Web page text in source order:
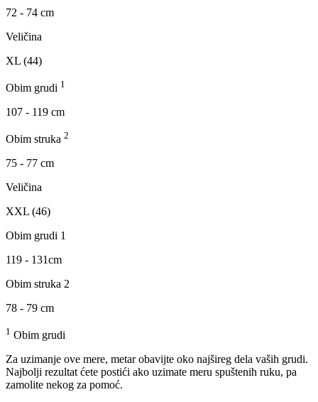
72 - 74 cm
Veličina
XL (44)
Obim grudi 1
107 - 119 cm
Obim struka 2
75 - 77 cm
Veličina
XXL (46)
Obim grudi 1
119 - 131cm
Obim struka 2
78 - 79 cm
1 Obim grudi
Za uzimanje ove mere, metar obavijte oko najšireg dela vaših grudi.
Najbolji rezultat ćete postići ako uzimate meru spuštenih ruku, pa
zamolite nekog za pomoć.